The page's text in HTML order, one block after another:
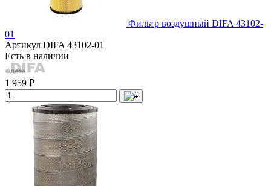
Фильтр воздушный DIFA 43102-
01
Артикул DIFA 43102-01
Есть в наличии
1 959 ₽